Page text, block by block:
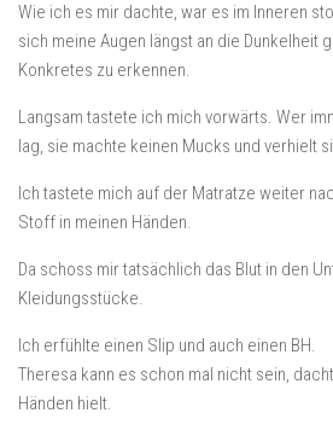
Wie ich es mir dachte, war es im Inneren
sich meine Augen längst an die Dunkelheit
Konkretes zu erkennen.
Langsam tastete ich mich vorwärts. Wer
lag, sie machte keinen Mucks und verhielt
Ich tastete mich auf der Matratze weiter
Stoff in meinen Händen.
Da schoss mir tatsächlich das Blut in den
Kleidungsstücke.
Ich erfühlte einen Slip und auch einen BH.
Theresa kann es schon mal nicht sein,
Händen hielt.